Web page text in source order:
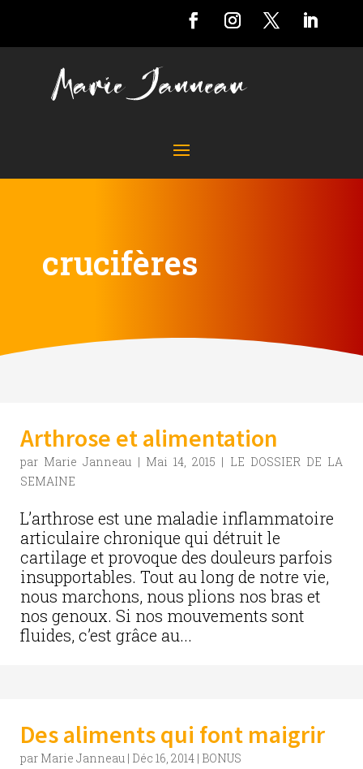
crucifères
Arthrose et alimentation
par Marie Janneau | Mai 14, 2015 | LE DOSSIER DE LA
SEMAINE
L’arthrose est une maladie inflammatoire
articulaire chronique qui détruit le
cartilage et provoque des douleurs parfois
insupportables. Tout au long de notre vie,
nous marchons, nous plions nos bras et
nos genoux. Si nos mouvements sont
fluides, c’est grâce au...
Des aliments qui font maigrir
par Marie Janneau | Déc 16, 2014 | BONUS